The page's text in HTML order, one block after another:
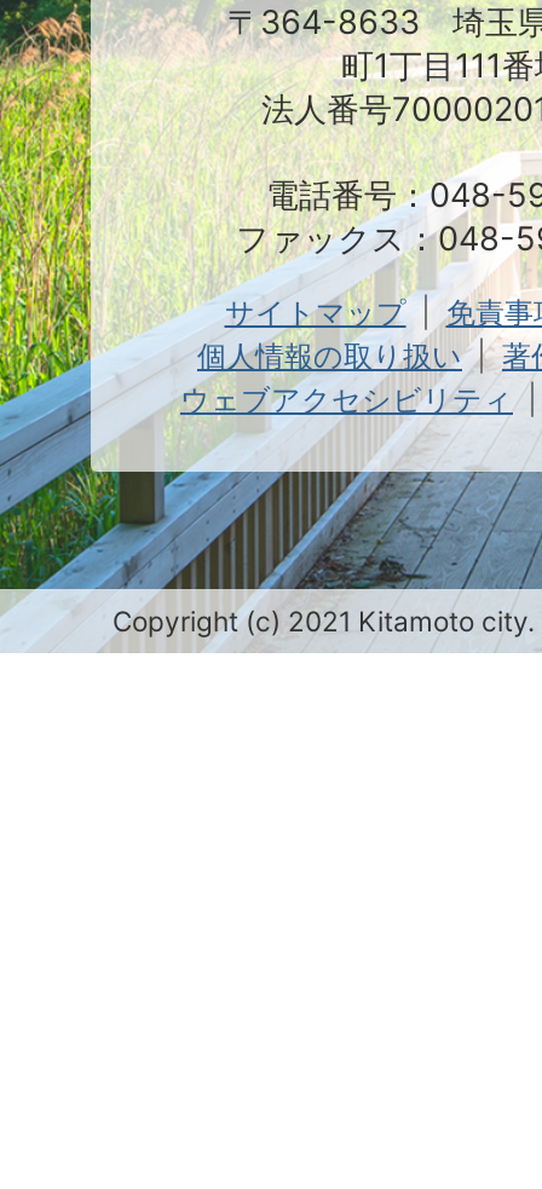
〒364-8633 埼玉
町1丁目111
法人番号
電話番号：048-
ファックス：048-
サイトマップ
免責
個人情報の取り扱い
著
ウェブアクセシビリティ
Copyright (c) 2021 Kitamoto city.